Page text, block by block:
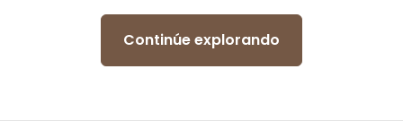
Continúe explorando